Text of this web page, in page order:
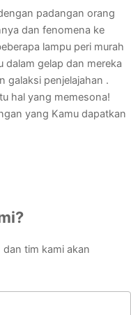
padangan orang
dan fenomena ke
lampu peri murah
gelap dan mereka
galaksi penjelajahan .
hal yang memesona!
yang Kamu dapatkan
tim kami akan